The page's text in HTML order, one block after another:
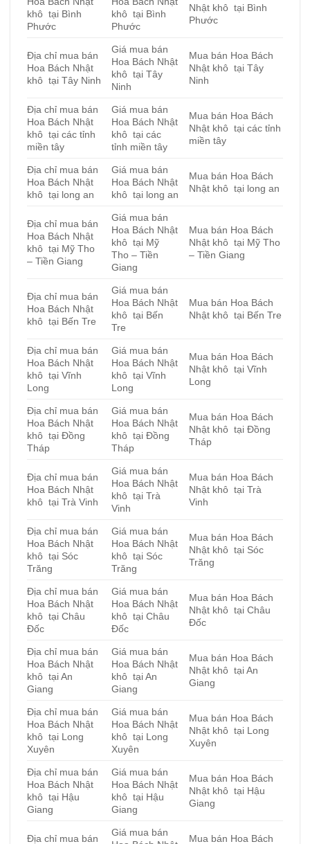
khô tại Bình
Phước
khô tại Bình
Phước
Nhật khô tại Bình
Phước
Địa chỉ mua bán
Hoa Bách Nhật
khô tại Tây Ninh
Giá mua bán
Hoa Bách Nhật
khô tại Tây
Ninh
Mua bán Hoa Bách
Nhật khô tại Tây
Ninh
Địa chỉ mua bán
Hoa Bách Nhật
khô tại các tỉnh
miền tây
Giá mua bán
Hoa Bách Nhật
khô tại các
tỉnh miền tây
Mua bán Hoa Bách
Nhật khô tại các tỉnh
miền tây
Địa chỉ mua bán
Hoa Bách Nhật
khô tại long an
Giá mua bán
Hoa Bách Nhật
khô tại long an
Mua bán Hoa Bách
Nhật khô tại long an
Địa chỉ mua bán
Hoa Bách Nhật
khô tại Mỹ Tho
– Tiền Giang
Giá mua bán
Hoa Bách Nhật
khô tại Mỹ
Tho – Tiền
Giang
Mua bán Hoa Bách
Nhật khô tại Mỹ Tho
– Tiền Giang
Địa chỉ mua bán
Hoa Bách Nhật
khô tại Bến Tre
Giá mua bán
Hoa Bách Nhật
khô tại Bến
Tre
Mua bán Hoa Bách
Nhật khô tại Bến Tre
Địa chỉ mua bán
Hoa Bách Nhật
khô tại Vĩnh
Long
Giá mua bán
Hoa Bách Nhật
khô tại Vĩnh
Long
Mua bán Hoa Bách
Nhật khô tại Vĩnh
Long
Địa chỉ mua bán
Hoa Bách Nhật
khô tại Đồng
Tháp
Giá mua bán
Hoa Bách Nhật
khô tại Đồng
Tháp
Mua bán Hoa Bách
Nhật khô tại Đồng
Tháp
Địa chỉ mua bán
Hoa Bách Nhật
khô tại Trà Vinh
Giá mua bán
Hoa Bách Nhật
khô tại Trà
Vinh
Mua bán Hoa Bách
Nhật khô tại Trà
Vinh
Địa chỉ mua bán
Hoa Bách Nhật
khô tại Sóc
Trăng
Giá mua bán
Hoa Bách Nhật
khô tại Sóc
Trăng
Mua bán Hoa Bách
Nhật khô tại Sóc
Trăng
Địa chỉ mua bán
Hoa Bách Nhật
khô tại Châu
Đốc
Giá mua bán
Hoa Bách Nhật
khô tại Châu
Đốc
Mua bán Hoa Bách
Nhật khô tại Châu
Đốc
Địa chỉ mua bán
Hoa Bách Nhật
khô tại An
Giang
Giá mua bán
Hoa Bách Nhật
khô tại An
Giang
Mua bán Hoa Bách
Nhật khô tại An
Giang
Địa chỉ mua bán
Hoa Bách Nhật
khô tại Long
Xuyên
Giá mua bán
Hoa Bách Nhật
khô tại Long
Xuyên
Mua bán Hoa Bách
Nhật khô tại Long
Xuyên
Địa chỉ mua bán
Hoa Bách Nhật
khô tại Hậu
Giang
Giá mua bán
Hoa Bách Nhật
khô tại Hậu
Giang
Mua bán Hoa Bách
Nhật khô tại Hậu
Giang
Địa chỉ mua bán
Giá mua bán
Mua bán Hoa Bách